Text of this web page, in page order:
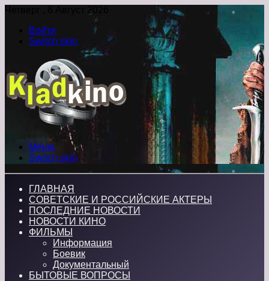
Четверг , 6 Август 2026
Войти
Switch skin
Меню
Switch skin
ГЛАВНАЯ
СОВЕТСКИЕ И РОССИЙСКИЕ АКТЕРЫ
ПОСЛЕДНИЕ НОВОСТИ
НОВОСТИ КИНО
ФИЛЬМЫ
Информация
Боевик
Документальный
БЫТОВЫЕ ВОПРОСЫ